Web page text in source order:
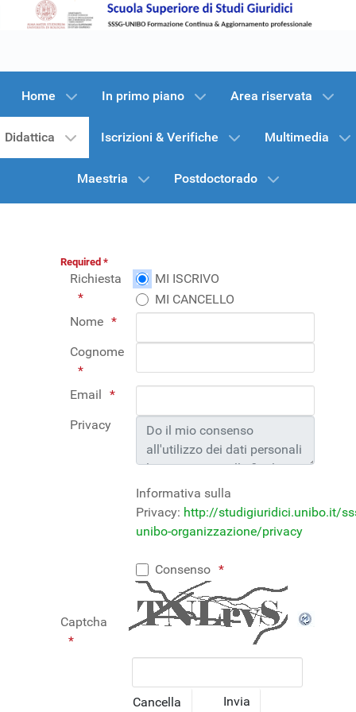
Home In primo piano Area riservata
Didattica Iscrizioni & Verifiche Multimedia
Maestria Postdoctorado
Required *
Richiesta
MI ISCRIVO
MI CANCELLO
Nome
Cognome
Email
Privacy
Informativa sulla
Privacy: http://studigiuridici.unibo.it/
unibo-organizzazione/privacy
Consenso
Captcha